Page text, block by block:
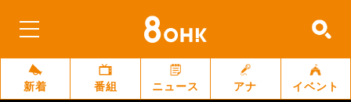
新着 番組 ニュース アナ イベント